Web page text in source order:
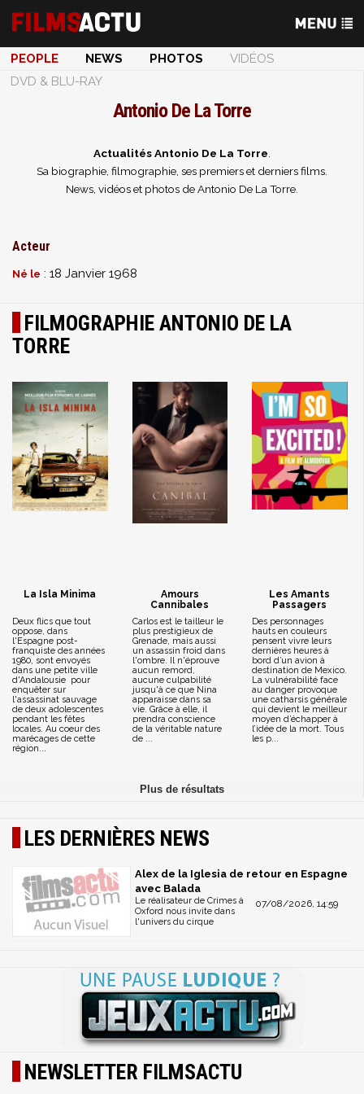
PEOPLE NEWS PHOTOS
VIDÉOS
DVD & BLU-RAY
Antonio De La Torre
Actualités Antonio De La Torre
Sa biographie, filmographie, ses premiers et derniers films.
News, vidéos et photos de Antonio De La Torre.
Acteur
Né le : 18 Janvier 1968
FILMOGRAPHIE ANTONIO DE LA
TORRE
La Isla Minima
Deux flics que tout
oppose, dans
l'Espagne post-
franquiste des années
1980, sont envoyés
dans une petite ville
d'Andalousie pour
enquêter sur
l'assassinat sauvage
de deux adolescentes
pendant les fêtes
locales. Au coeur des
marécages de cette
région...
Amours
Cannibales
Carlos est le tailleur le
plus prestigieux de
Grenade, mais aussi
un assassin froid dans
l'ombre. Il n'éprouve
aucun remord,
aucune culpabilité
jusqu'à ce que Nina
apparaisse dans sa
vie. Grâce à elle, il
prendra conscience
de la véritable nature
de ...
Les Amants
Passagers
Des personnages
hauts en couleurs
pensent vivre leurs
dernières heures à
bord d’un avion à
destination de Mexico.
La vulnérabilité face
au danger provoque
une catharsis générale
qui devient le meilleur
moyen d’échapper à
l’idée de la mort. Tous
les p...
LES DERNIÈRES NEWS
Alex de la Iglesia de retour en Espagne
avec Balada
07/08/2026, 14:59
Le réalisateur de Crimes à
Oxford nous invite dans
l'univers du cirque
NEWSLETTER FILMSACTU